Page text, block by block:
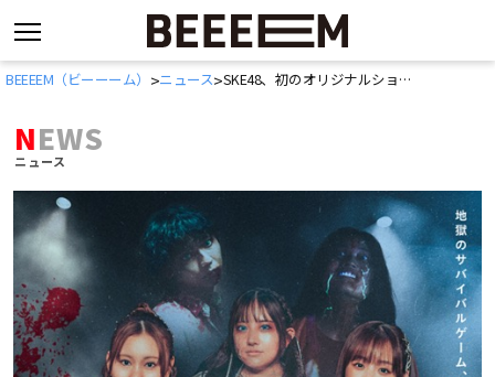
コ
へ
プ
BEEEEM（ビーーーム） >ニュース> SKE48、初のオリジナルショートドラマ『IDOL OF THE DEAD〜あなたの隣は死にました〜』配信スタート
NEWS
ニュース